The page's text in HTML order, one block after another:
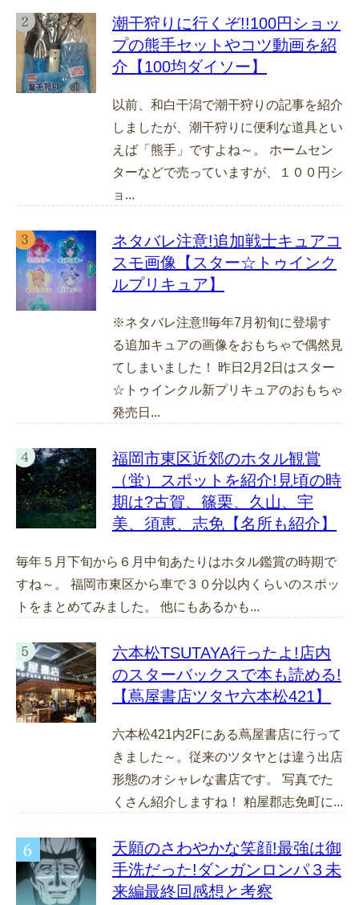
潮干狩りに行くぞ!!100円ショッ
プの熊手セットやコツ動画を紹
介【100均ダイソー】
以前、和白干潟で潮干狩りの記事を紹介
しましたが、潮干狩りに便利な道具とい
えば「熊手」ですよね～。 ホームセン
ターなどで売っていますが、１００円シ
ョ...
ネタバレ注意!追加戦士キュアコ
スモ画像【スター☆トゥインク
ルプリキュア】
※ネタバレ注意!!毎年7月初旬に登場す
る追加キュアの画像をおもちゃで偶然見
てしまいました！ 昨日2月2日はスター
☆トゥインクル新プリキュアのおもちゃ
発売日...
福岡市東区近郊のホタル観賞
（蛍）スポットを紹介!見頃の時
期は?古賀、篠栗、久山、宇
美、須恵、志免【名所も紹介】
毎年５月下旬から６月中旬あたりはホタル鑑賞の時期で
すね～。 福岡市東区から車で３０分以内くらいのスポッ
トをまとめてみました。 他にもあるかも...
六本松TSUTAYA行ったよ!店内
のスターバックスで本も読める!
【蔦屋書店ツタヤ六本松421】
六本松421内2Fにある蔦屋書店に行って
きました～。従来のツタヤとは違う出店
形態のオシャレな書店です。 写真でた
くさん紹介しますね！ 粕屋郡志免町に...
天願のさわやかな笑顔!最強は御
手洗だった!ダンガンロンパ３未
来編最終回感想と考察